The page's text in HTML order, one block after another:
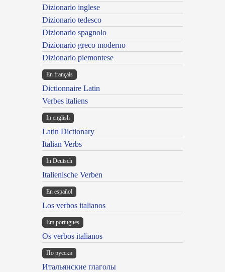
Dizionario inglese
Dizionario tedesco
Dizionario spagnolo
Dizionario greco moderno
Dizionario piemontese
En français
Dictionnaire Latin
Verbes italiens
In english
Latin Dictionary
Italian Verbs
In Deutsch
Italienische Verben
En español
Los verbos italianos
Em portugues
Os verbos italianos
По русски
Итальянские глаголы